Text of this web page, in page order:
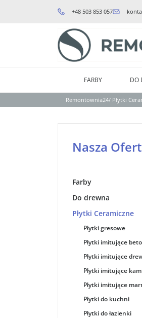
+48 503 853 057
FARBY DO
Remontownia24/ Płytki
Nasza
Farby
Do drewna
Płytki Ceramiczne
Płytki gresowe
Płytki imitujące
Płytki imitujące
Płytki imitujące
Płytki imitujące
Płytki do kuchni
Płytki do łazienki